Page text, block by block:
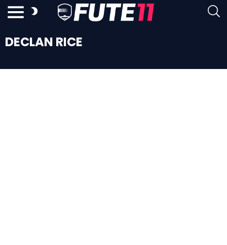
DECLAN RICE